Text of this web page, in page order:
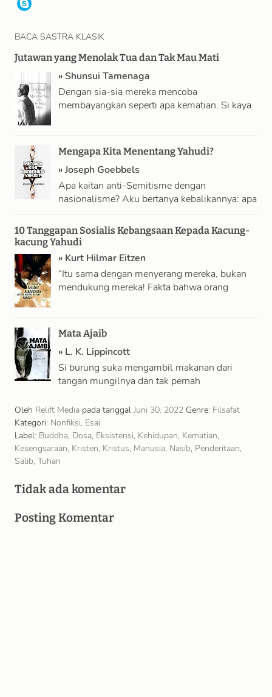
BACA SASTRA KLASIK
Jutawan yang Menolak Tua dan Tak Mau Mati
»Shunsui Tamenaga
Dengan sia-sia mereka mencoba
membayangkan seperti apa kematian. Si kaya
Mengapa Kita Menentang Yahudi?
»Joseph Goebbels
Apa kaitan anti-Semitisme dengan
nasionalisme? Aku bertanya kebalikannya: apa
Nasionalisme adalah doktrin darah, doktrin
ras. Yahudi …
10 Tanggapan Sosialis Kebangsaan Kepada Kacung-
kacung Yahudi
» Kurt Hilmar Eitzen
“Itu sama dengan menyerang mereka, bukan
mendukung mereka! Fakta bahwa orang
Mata Ajaib
» L. K. Lippincott
Si burung suka mengambil makanan dari
tangan mungilnya dan tak pernah
dan membiarkannya membawanya …
Oleh Relift Media pada tanggal Juni 30, 2022 Genre: Filsafat
Kategori: Nonfiksi, Esai
Label: Buddha, Dosa, Eksistensi, Kehidupan, Kematian,
Kesengsaraan, Kristen, Kristus, Manusia, Nasib, Penderitaan,
Salib, Tuhan
Tidak ada komentar
Posting Komentar